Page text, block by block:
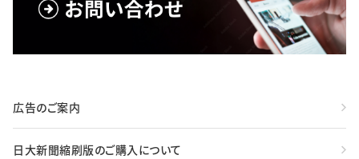
広告のご案内
日大新聞縮刷版のご購入について